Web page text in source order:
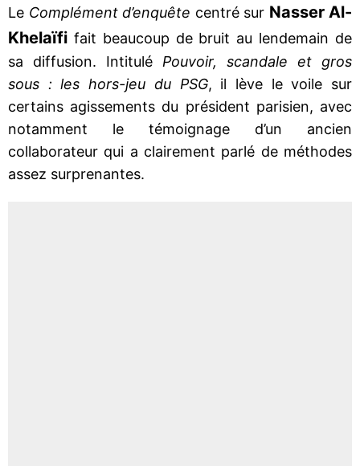
Le Complément d’enquête centré sur Nasser Al-
Khelaïfi fait beaucoup de bruit au lendemain de
sa diffusion. Intitulé Pouvoir, scandale et gros
sous : les hors-jeu du PSG, il lève le voile sur
certains agissements du président parisien, avec
notamment le témoignage d’un ancien
collaborateur qui a clairement parlé de méthodes
assez surprenantes.